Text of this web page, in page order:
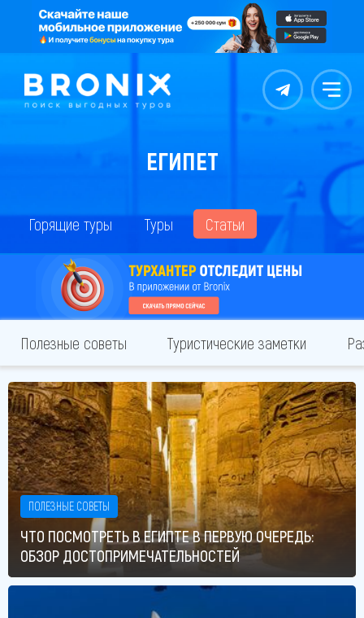
Контакты Меню
ЕГИПЕТ
Горящие туры Туры Статьи
Полезные советы Туристические заметки
ПОЛЕЗНЫЕ СОВЕТЫ
ЧТО ПОСМОТРЕТЬ В ЕГИПТЕ В ПЕРВУЮ ОЧЕРЕДЬ:
ОБЗОР ДОСТОПРИМЕЧАТЕЛЬНОСТЕЙ